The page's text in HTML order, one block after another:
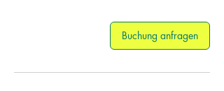
Buchung anfragen